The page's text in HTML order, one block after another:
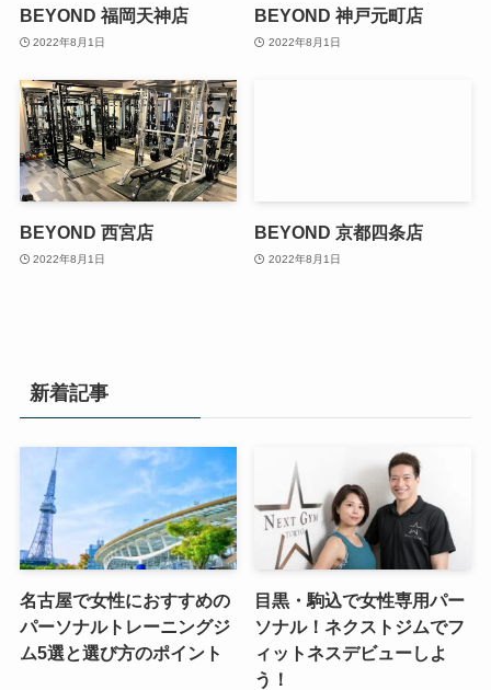
BEYOND 福岡天神店
2022年8月1日
BEYOND 神戸元町店
2022年8月1日
BEYOND 西宮店
2022年8月1日
BEYOND 京都四条店
2022年8月1日
新着記事
名古屋で女性におすすめの
パーソナルトレーニングジ
ム5選と選び方のポイント
目黒・駒込で女性専用パー
ソナル！ネクストジムでフ
ィットネスデビューしよ
う！